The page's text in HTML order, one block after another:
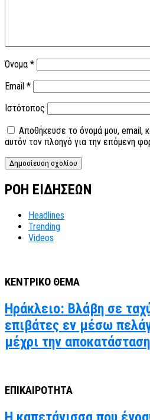
Όνομα *
Email *
Ιστότοπος
Αποθήκευσε το όνομά μου, email,
αυτόν τον πλοηγό για την επόμενη
ΡΟΗ ΕΙΔΗΣΕΩΝ
Headlines
Trending
Videos
ΚΕΝΤΡΙΚΟ ΘΕΜΑ
Ηράκλειο: Βλάβη σε
επιβάτες εν μέσω
μέχρι την αποκατάσταση
ΕΠΙΚΑΙΡΟΤΗΤΑ